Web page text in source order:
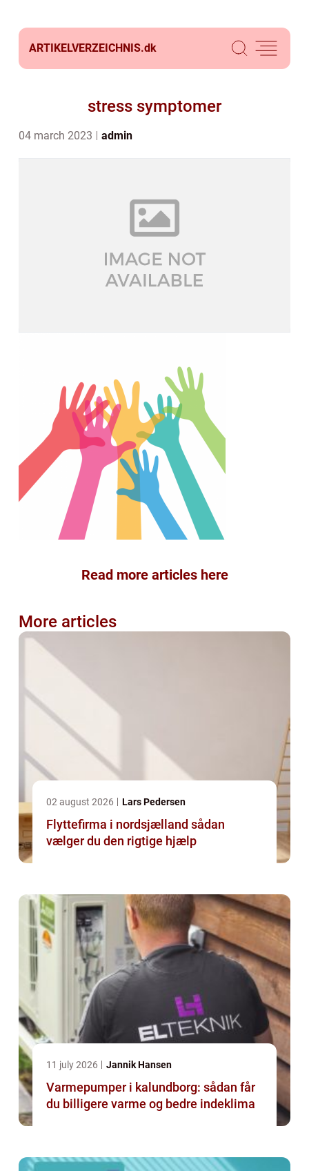
ARTIKELVERZEICHNIS.dk
stress symptomer
04 march 2023 admin
Read more articles here
More articles
02 august 2026 Lars Pedersen
Flyttefirma i nordsjælland sådan
vælger du den rigtige hjælp
11 july 2026 Jannik Hansen
Varmepumper i kalundborg: sådan får
du billigere varme og bedre indeklima